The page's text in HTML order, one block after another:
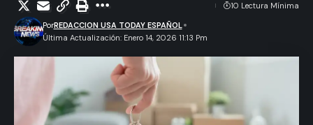
Última Actualización: Enero 14, 2026 11:13 Pm
PorREDACCION USA TODAY ESPAÑOL
10 Lectura Mínima